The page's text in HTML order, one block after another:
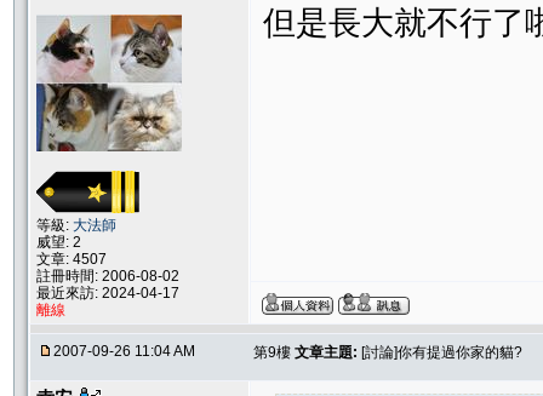
等級: 大法師
威望: 2
文章: 4507
註冊時間: 2006-08-02
最近來訪: 2024-04-17
離線
但是長大就不行了
2007-09-26 11:04 AM 第9樓 文章主題: [討論]你有提過你家的貓?